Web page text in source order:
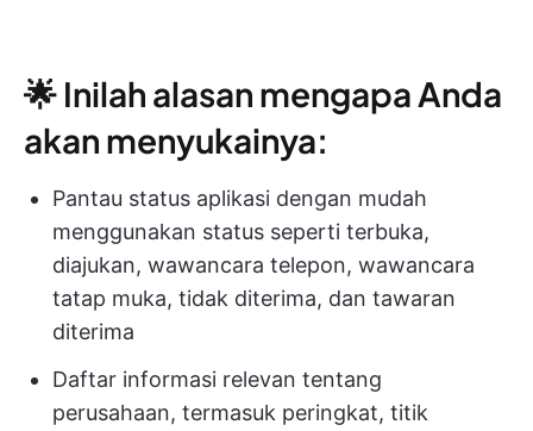
🌟 Inilah alasan mengapa Anda
akan menyukainya:
Pantau status aplikasi dengan mudah
menggunakan status seperti terbuka,
diajukan, wawancara telepon, wawancara
tatap muka, tidak diterima, dan tawaran
diterima
Daftar informasi relevan tentang
perusahaan, termasuk peringkat, titik